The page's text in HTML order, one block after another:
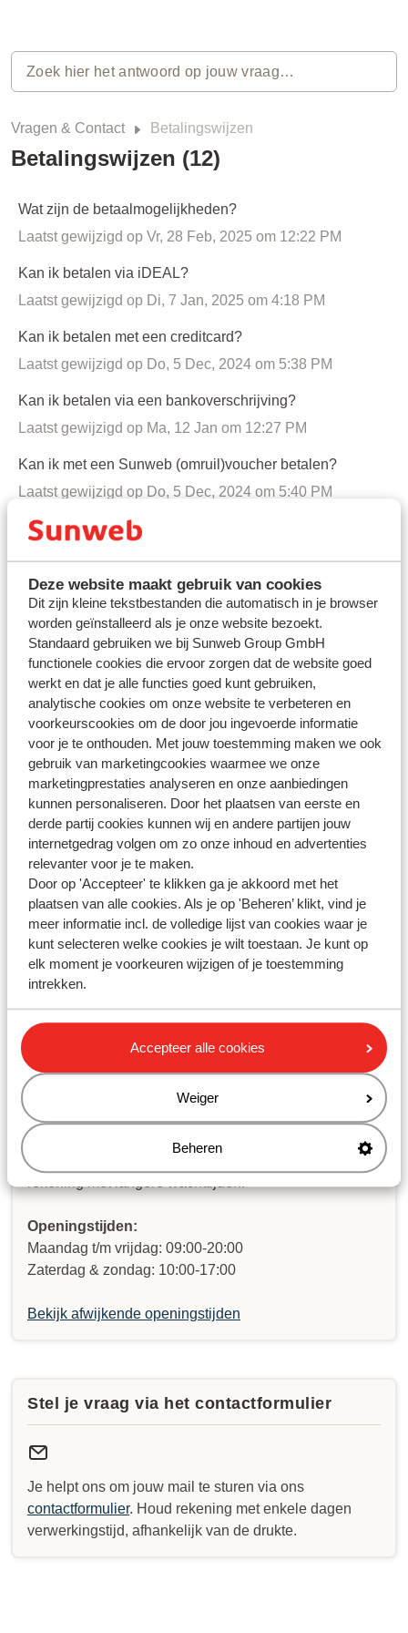
Deze website maakt gebruik van cookies
Dit zijn kleine tekstbestanden die automatisch in je browser
worden geïnstalleerd als je onze website bezoekt.
Standaard gebruiken we bij Sunweb Group GmbH
functionele cookies die ervoor zorgen dat de website goed
werkt en dat je alle functies goed kunt gebruiken,
analytische cookies om onze website te verbeteren en
voorkeurscookies om de door jou ingevoerde informatie
voor je te onthouden. Met jouw toestemming maken we ook
gebruik van marketingcookies waarmee we onze
marketingprestaties analyseren en onze aanbiedingen
kunnen personaliseren. Door het plaatsen van eerste en
derde partij cookies kunnen wij en andere partijen jouw
internetgedrag volgen om zo onze inhoud en advertenties
relevanter voor je te maken.
Door op 'Accepteer' te klikken ga je akkoord met het
plaatsen van alle cookies. Als je op 'Beheren’ klikt, vind je
meer informatie incl. de volledige lijst van cookies waar je
kunt selecteren welke cookies je wilt toestaan. Je kunt op
elk moment je voorkeuren wijzigen of je toestemming
intrekken.
Accepteer alle cookies
Weiger
Beheren
Vragen & Contact Betalingswijzen
Betalingswijzen (12)
Wat zijn de betaalmogelijkheden?
Laatst gewijzigd op Vr, 28 Feb, 2025 om 12:22 PM
Kan ik betalen via iDEAL?
Laatst gewijzigd op Di, 7 Jan, 2025 om 4:18 PM
Kan ik betalen met een creditcard?
Laatst gewijzigd op Do, 5 Dec, 2024 om 5:38 PM
Kan ik betalen via een bankoverschrijving?
Laatst gewijzigd op Ma, 12 Jan om 12:27 PM
Kan ik met een Sunweb (omruil)voucher betalen?
Laatst gewijzigd op Do, 5 Dec, 2024 om 5:40 PM
Kan ik achteraf betalen met Klarna?
Wanneer wordt de betaling verwerkt in mijn boeking?
Laatst gewijzigd op Vr, 28 Feb, 2025 om 12:24 PM
Mag ik de gehele betaling in een keer voldoen?
Laatst gewijzigd op Vr, 28 Feb, 2025 om 4:21 PM
Wat zijn de bankgegevens van Sunweb?
Laatst gewijzigd op Ma, 12 Jan om 12:26 PM
Kunnen alle reizigers apart betalen?
Laatst gewijzigd op Do, 5 Dec, 2024 om 5:39 PM
< Vorige 1
Heb jij jouw antwoord niet
gevonden?
Whatsapp ons!
WhatsApp ons op het nummer
. Je kunt
ons op hetzelfde nummer ook bellen, houd dan
Openingstijden:
Maandag t/m vrijdag: 09:00-20:00
Zaterdag & zondag: 10:00-17:00
Bekijk afwijkende openingstijden
Stel je vraag via het contactformulier
Je helpt ons om jouw mail te sturen via ons
contactformulier. Houd rekening met enkele dagen
verwerkingstijd, afhankelijk van de drukte.